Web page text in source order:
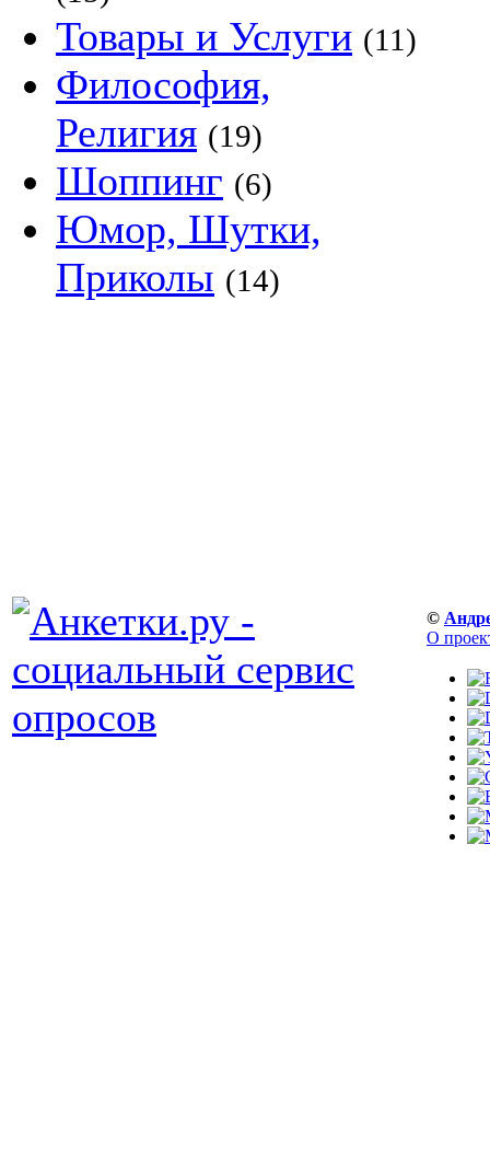
Товары и Услуги (11)
Философия,
Религия (19)
Шоппинг (6)
Юмор, Шутки,
Приколы (14)
©
О